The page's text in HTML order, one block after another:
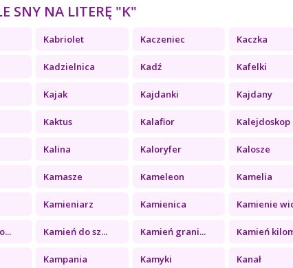
SNY NA LITERĘ "K"
Kabriolet Kaczeniec Kaczka
Kadzielnica Kadź Kafelki
Kajak Kajdanki Kajdany
Kaktus Kalafior Kalejdoskop
Kalina Kaloryfer Kalosze
Kamasze Kameleon Kamelia
Kamieniarz Kamienica Kamienie
Kamień do sz... Kamień grani... Kamień
Kampania Kamyki Kanał